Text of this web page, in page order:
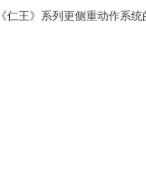
王》系列更侧重动作系